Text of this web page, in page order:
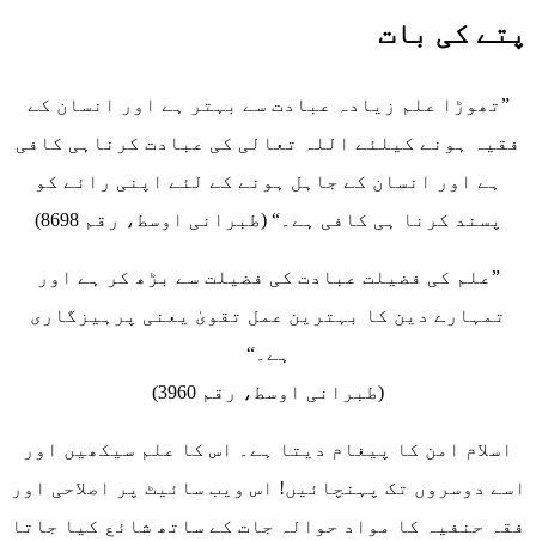
پتے کی بات
”تھوڑا علم زیادہ عبادت سے بہتر ہے اور انسان کے
فقیہ ہونے کیلئے اللہ تعالی کی عبادت کرناہی کافی
ہے اور انسان کے جاہل ہونے کے لئے اپنی رائے کو
پسند کرنا ہی کافی ہے۔“ (طبرانی اوسط، رقم 8698)
”علم کی فضیلت عبادت کی فضیلت سے بڑھ کر ہے اور
تمہارے دین کا بہترین عمل تقویٰ یعنی پرہیزگاری
ہے۔“
(طبرانی اوسط، رقم 3960)
اسلام امن کا پیغام دیتا ہے۔ اس کا علم سیکھیں اور
اسے دوسروں تک پہنچائیں! اس ویب سائیٹ پر اصلاحی اور
فقہ حنفیہ کا مواد حوالہ جات کے ساتھ شائع کیا جاتا